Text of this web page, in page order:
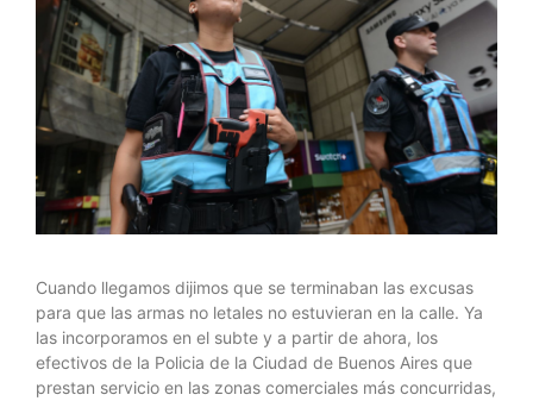
Cuando llegamos dijimos que se terminaban las excusas
para que las armas no letales no estuvieran en la calle. Ya
las incorporamos en el subte y a partir de ahora, los
efectivos de la Policia de la Ciudad de Buenos Aires que
prestan servicio en las zonas comerciales más concurridas,